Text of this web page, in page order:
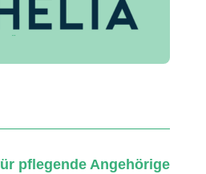
pflegende Angehörige